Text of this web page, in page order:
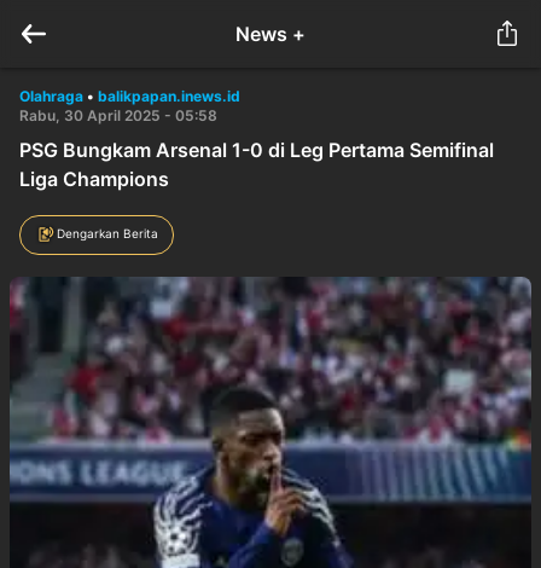
News +
Olahraga • balikpapan.inews.id
Rabu, 30 April 2025 - 05:58
PSG Bungkam Arsenal 1-0 di Leg Pertama Semifinal
Liga Champions
Dengarkan Berita